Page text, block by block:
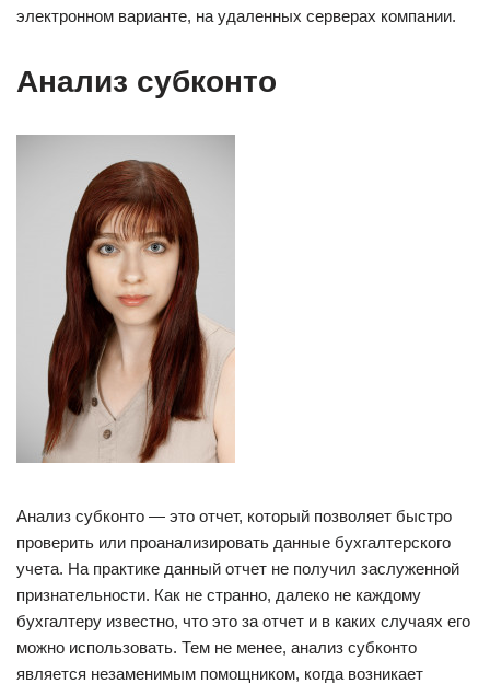
электронном варианте, на удаленных серверах компании.
Анализ субконто
Анализ субконто — это отчет, который позволяет быстро
проверить или проанализировать данные бухгалтерского
учета. На практике данный отчет не получил заслуженной
признательности. Как не странно, далеко не каждому
бухгалтеру известно, что это за отчет и в каких случаях его
можно использовать. Тем не менее, анализ субконто
является незаменимым помощником, когда возникает